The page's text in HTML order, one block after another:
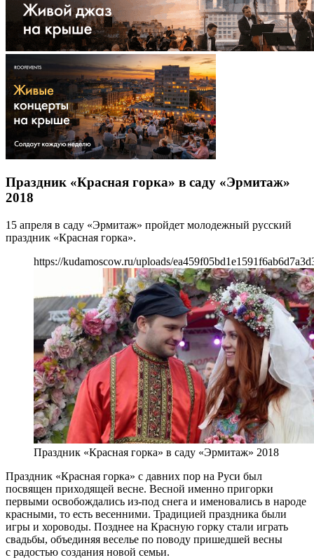
Праздник «Красная горка» в саду «Эрмитаж»
2018
15 апреля в саду «Эрмитаж» пройдет молодежный русский
праздник «Красная горка».
https://kudamoscow.ru/uploads/
Праздник «Красная горка» в саду «Эрмитаж» 2018
Праздник «Красная горка» с давних пор на Руси был
посвящен приходящей весне. Весной именно пригорки
первыми освобождались из-под снега и именовались в народе
красными, то есть весенними. Традицией праздника были
игры и хороводы. Позднее на Красную горку стали играть
свадьбы, объединяя веселье по поводу пришедшей весны
с радостью создания новой семьи.